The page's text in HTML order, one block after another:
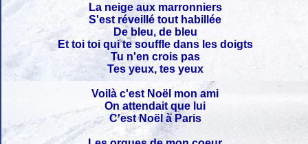
La neige aux marronniers
S'est réveillé tout habillée
De bleu, de bleu
Et toi toi qui te souffle dans les doigts
Tu n'en crois pas
Tes yeux, tes yeux
Voilà c'est Noël mon ami
On attendait que lui
C'est Noël à Paris